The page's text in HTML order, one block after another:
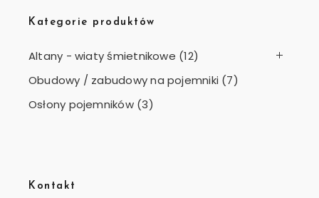
Kategorie produktów
Altany - wiaty śmietnikowe (12)
Obudowy / zabudowy na pojemniki (7)
Osłony pojemników (3)
Kontakt